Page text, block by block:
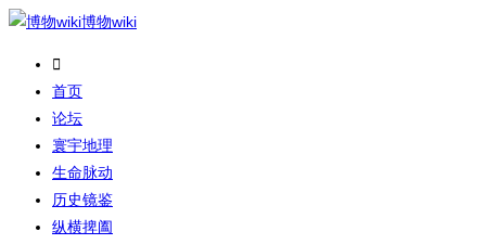
博物wiki

首页
论坛
寰宇地理
生命脉动
历史镜鉴
纵横捭阖